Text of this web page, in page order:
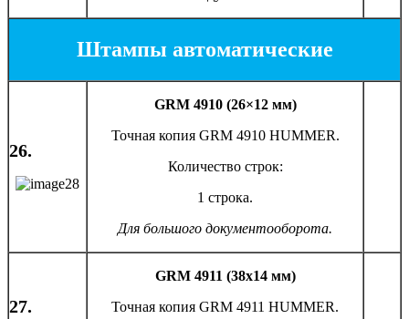
Штампы автоматические
26.
GRM 4910 (26×12 мм)
Точная копия GRM 4910 HUMMER.
Количество строк:
1 строка.
Для большого документооборота.
27.
GRM 4911 (38х14 мм)
Точная копия GRM 4911 HUMMER.